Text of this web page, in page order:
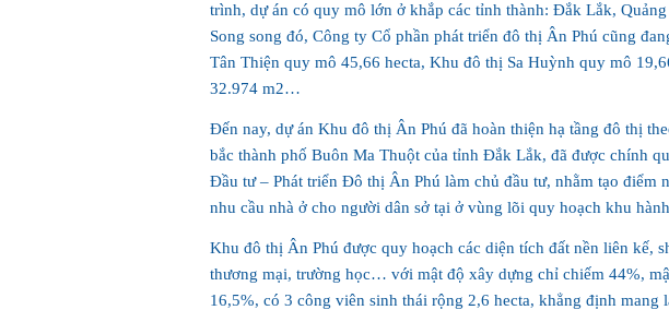
trình, dự án có quy mô lớn ở khắp các tỉnh thành: Đắk Lắk,
Song song đó, Công ty Cổ phần phát triển đô thị Ân Phú cũng
Tân Thiện quy mô 45,66 hecta, Khu đô thị Sa Huỳnh quy mô
32.974 m2…
Đến nay, dự án Khu đô thị Ân Phú đã hoàn thiện hạ tầng đô thị
bắc thành phố Buôn Ma Thuột của tỉnh Đắk Lắk, đã được chính
Đầu tư – Phát triển Đô thị Ân Phú làm chủ đầu tư, nhằm tạo điểm
nhu cầu nhà ở cho người dân sở tại ở vùng lõi quy hoạch khu
Khu đô thị Ân Phú được quy hoạch các diện tích đất nền liên kế,
thương mại, trường học… với mật độ xây dựng chỉ chiếm 44%,
16,5%, có 3 công viên sinh thái rộng 2,6 hecta, khẳng định